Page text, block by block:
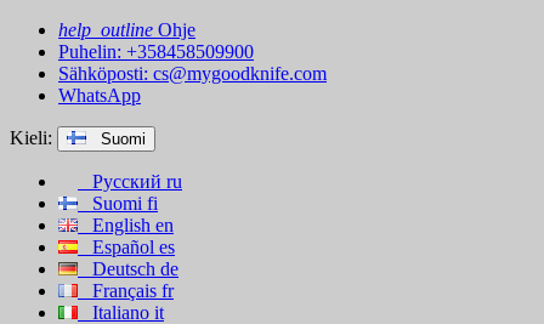
help_outline Ohje
Puhelin: +358458509900
Sähköposti: cs@mygoodknife.com
WhatsApp
Kieli: Suomi
Русский ru
Suomi fi
English en
Español es
Deutsch de
Français fr
Italiano it